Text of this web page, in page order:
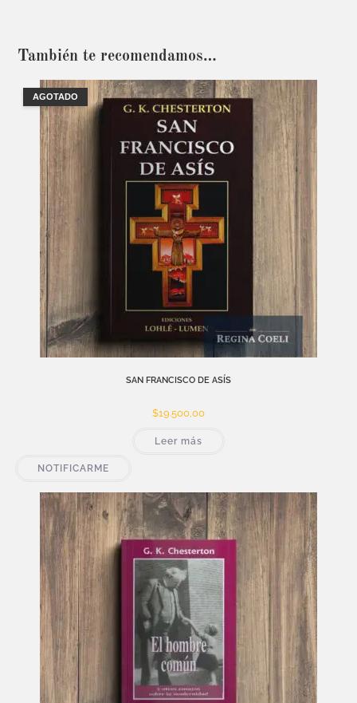
También te recomendamos…
AGOTADO
SAN FRANCISCO DE ASÍS
$19.500,00
Leer más
NOTIFICARME